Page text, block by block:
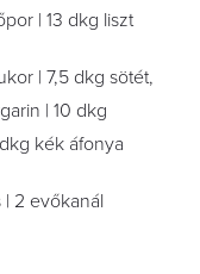
| 13 dkg liszt
| 7,5 dkg sötét,
| 10 dkg
kék áfonya
2 evőkanál